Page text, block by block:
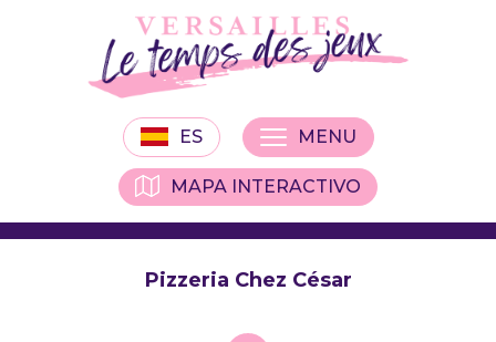
ES
MAPA INTERACTIVO
MENU
Pizzeria Chez César